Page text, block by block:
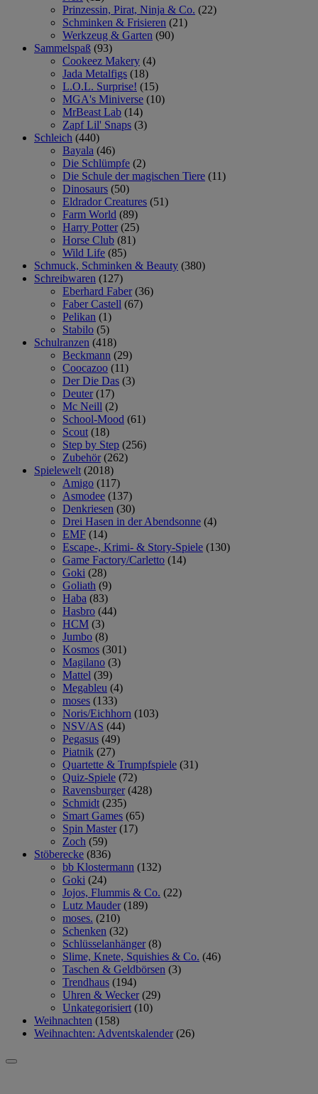
Prinzessin, Pirat, Ninja & Co. (22)
Schminken & Frisieren (21)
Werkzeug & Garten (90)
Sammelspaß (93)
Cookeez Makery (4)
Jada Metalfigs (18)
L.O.L. Surprise! (15)
MGA's Miniverse (10)
MrBeast Lab (14)
Zapf Lil' Snaps (3)
Schleich (440)
Bayala (46)
Die Schlümpfe (2)
Die Schule der magischen Tiere (11)
Dinosaurs (50)
Eldrador Creatures (51)
Farm World (89)
Harry Potter (25)
Horse Club (81)
Wild Life (85)
Schmuck, Schminken & Beauty (380)
Schreibwaren (127)
Eberhard Faber (36)
Faber Castell (67)
Pelikan (1)
Stabilo (5)
Schulranzen (418)
Beckmann (29)
Coocazoo (11)
Der Die Das (3)
Deuter (17)
Mc Neill (2)
School-Mood (61)
Scout (18)
Step by Step (256)
Zubehör (262)
Spielewelt (2018)
Amigo (117)
Asmodee (137)
Denkriesen (30)
Drei Hasen in der Abendsonne (4)
EMF (14)
Escape-, Krimi- & Story-Spiele (130)
Game Factory/Carletto (14)
Goki (28)
Goliath (9)
Haba (83)
Hasbro (44)
HCM (3)
Jumbo (8)
Kosmos (301)
Magilano (3)
Mattel (39)
Megableu (4)
moses (133)
Noris/Eichhorn (103)
NSV/AS (44)
Pegasus (49)
Piatnik (27)
Quartette & Trumpfspiele (31)
Quiz-Spiele (72)
Ravensburger (428)
Schmidt (235)
Smart Games (65)
Spin Master (17)
Zoch (59)
Stöberecke (836)
bb Klostermann (132)
Goki (24)
Jojos, Flummis & Co. (22)
Lutz Mauder (189)
moses. (210)
Schenken (32)
Schlüsselanhänger (8)
Slime, Knete, Squishies & Co. (46)
Taschen & Geldbörsen (3)
Trendhaus (194)
Uhren & Wecker (29)
Unkategorisiert (10)
Weihnachten (158)
Weihnachten: Adventskalender (26)